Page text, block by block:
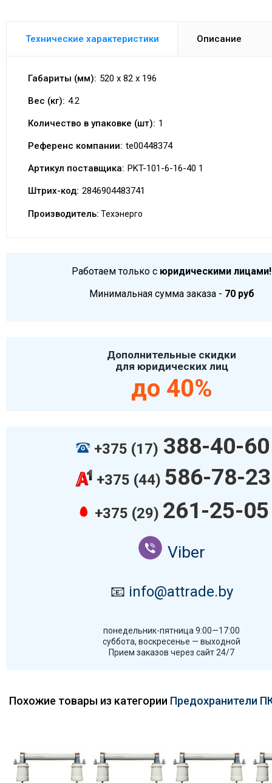
Технические характеристики Описание
Габариты (мм): 520 x 82 x 196
Вес (кг): 4.2
Количество в упаковке (шт): 1
Референс компании: te00448374
Артикул поставщика: PKT-101-6-16-40 1
Штрих-код: 2846904483741
Производитель: Техэнерго
Работаем только с юридическими лицами!
Минимальная сумма заказа - 70 руб
Дополнительные скидки
для юридических лиц
до 40%
+375 (17) 388-40-60
+375 (44) 586-78-23
+375 (29) 261-25-05
Viber
📧 info@attrade.by
понедельник-пятница 9:00—17:00
суббота, воскресенье — выходной
Прием заказов через сайт 24/7
Похожие товары из категории Предохранители